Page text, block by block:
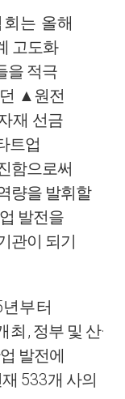
는 올해
고도화
을 적극
▲ 원전
재 선금
트업
함으로써
량을 발휘할
발전을
관이 되기
년부터
최 , 정부 및 산·
발전에
533개 사의